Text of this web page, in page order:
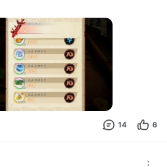
14 6